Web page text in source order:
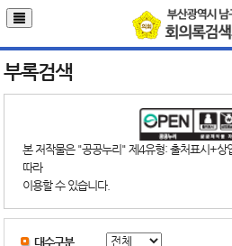
부록검색
본 저작물은 "공공누리" 제4유형: 출처표시+상
따라
이용할 수 있습니다.
대수구분